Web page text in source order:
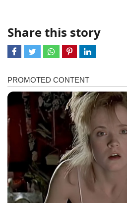
Share this story